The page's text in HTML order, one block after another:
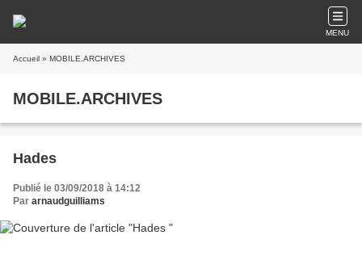
MENU
Accueil » MOBILE.ARCHIVES
MOBILE.ARCHIVES
Hades
Publié le 03/09/2018 à 14:12
Par arnaudguilliams